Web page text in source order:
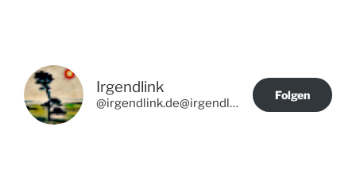
Irgendlink
@irgendlink.de@irgendlink.de
Folgen